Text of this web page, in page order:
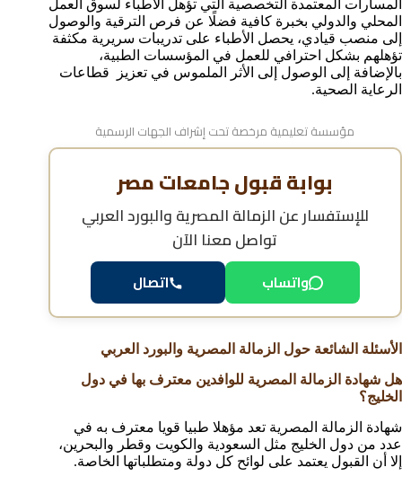
المسارات المعتمدة التخصصية التي تؤهل الأطباء لسوق العمل
المحلي والدولي بخبرة كافية فضلًا عن فرص الترقية والوصول
إلى منصب قيادي، يحصل الأطباء على تدريبات سريرية مكثفة
تؤهلهم بشكل احترافي للعمل في المؤسسات الطبية،
بالإضافة إلى الوصول إلى الأثر الملموس في تعزيز قطاعات
الرعاية الصحية.
مؤسسة تعليمية مرخصة تحت إشراف الجهات الرسمية
بوابة قبول جامعات مصر
للإستفسار عنالزمالة المصرية والبورد العربي
تواصل معنا الآن
واتساب اتصال
الأسئلة الشائعة حول الزمالة المصرية والبورد العربي
هل شهادة الزمالة المصرية للوافدين معترف بها في دول
الخليج؟
شهادة الزمالة المصرية تعد مؤهلا طبيا قويا معترف به في
عدد من دول الخليج مثل السعودية والكويت وقطر والبحرين،
إلا أن القبول يعتمد على لوائح كل دولة ومتطلباتها الخاصة.